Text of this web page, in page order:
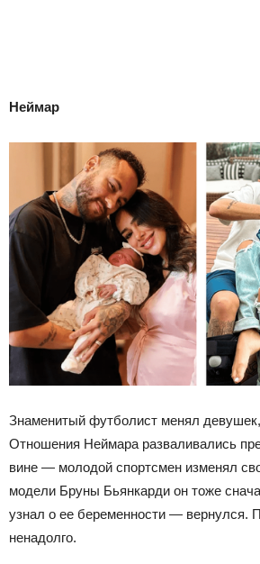
Неймар
Знаменитый футболист менял девушек,
Отношения Неймара разваливались
вине — молодой спортсмен изменял
модели Бруны Бьянкарди он тоже
узнал о ее беременности — вернулся.
ненадолго.